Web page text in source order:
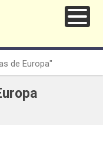
de Europa"